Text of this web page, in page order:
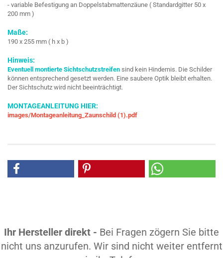
- variable Befestigung an Doppelstabmattenzäune ( Standardgitter 50 x
200 mm )
Maße:
190 x 255 mm ( h x b )
Hinweis:
Eventuell montierte Sichtschutzstreifen sind kein Hindernis. Die Schilder
können entsprechend gesetzt werden. Eine saubere Optik bleibt erhalten.
Der Sichtschutz wird nicht beeinträchtigt.
MONTAGEANLEITUNG HIER:
images/Montageanleitung_Zaunschild (1).pdf
Ihr Hersteller direkt - Bei Fragen zögern Sie bitte
nicht uns anzurufen. Wir sind nicht weiter entfernt